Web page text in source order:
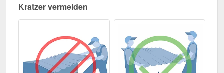
Kratzer vermeiden